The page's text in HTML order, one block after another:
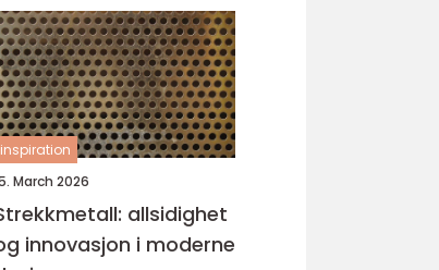
inspiration
March 2026
allsidighet
innovasjon i moderne